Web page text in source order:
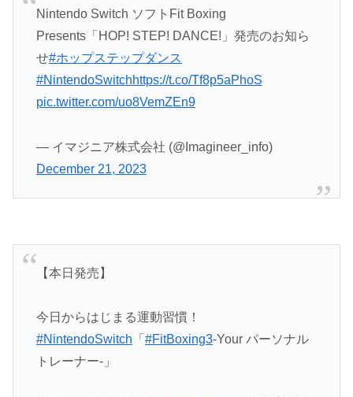
Nintendo Switch ソフトFit Boxing
Presents「HOP! STEP! DANCE!」発売のお知ら
せ#ホップステップダンス
#NintendoSwitchhttps://t.co/Tf8p5aPhoS
pic.twitter.com/uo8VemZEn9
— イマジニア株式会社 (@Imagineer_info)
December 21, 2023
【本日発売】
今日からはじまる運動習慣！
#NintendoSwitch 「 #FitBoxing3-Your パーソナル
トレーナー‐」